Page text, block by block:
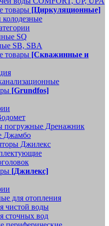
товары [Циркуляционные]
SQ
SB, SBA
товары [Скважинные и
[Grundfos]
погружные Дренажник
Джамбо
Джилекс
[Джилекс]
для отопления
чистой воды
сточных вод